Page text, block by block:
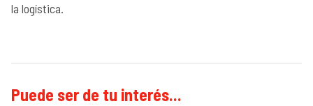
la logística.
Puede ser de tu interés...